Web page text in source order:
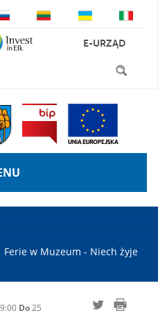
E-URZĄD
Ferie w Muzeum - Niech żyje
Do25